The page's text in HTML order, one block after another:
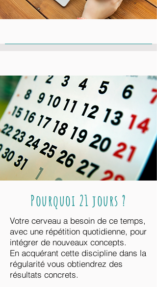
Pourquoi 21 jours ?
Votre cerveau a besoin de ce temps,
avec une répétition quotidienne, pour
intégrer de nouveaux concepts.
En acquérant cette discipline dans la
régularité vous obtiendrez des
résultats concrets.